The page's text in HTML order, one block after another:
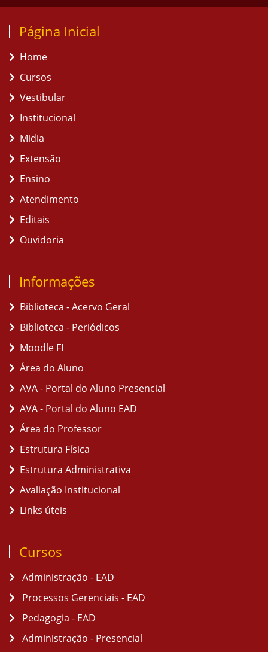
Página Inicial
Home
Cursos
Vestibular
Institucional
Midia
Extensão
Ensino
Atendimento
Editais
Ouvidoria
Informações
Biblioteca - Acervo Geral
Biblioteca - Periódicos
Moodle FI
Área do Aluno
AVA - Portal do Aluno Presencial
AVA - Portal do Aluno EAD
Área do Professor
Estrutura Física
Estrutura Administrativa
Avaliação Institucional
Links úteis
Cursos
Administração - EAD
Processos Gerenciais - EAD
Pedagogia - EAD
Administração - Presencial